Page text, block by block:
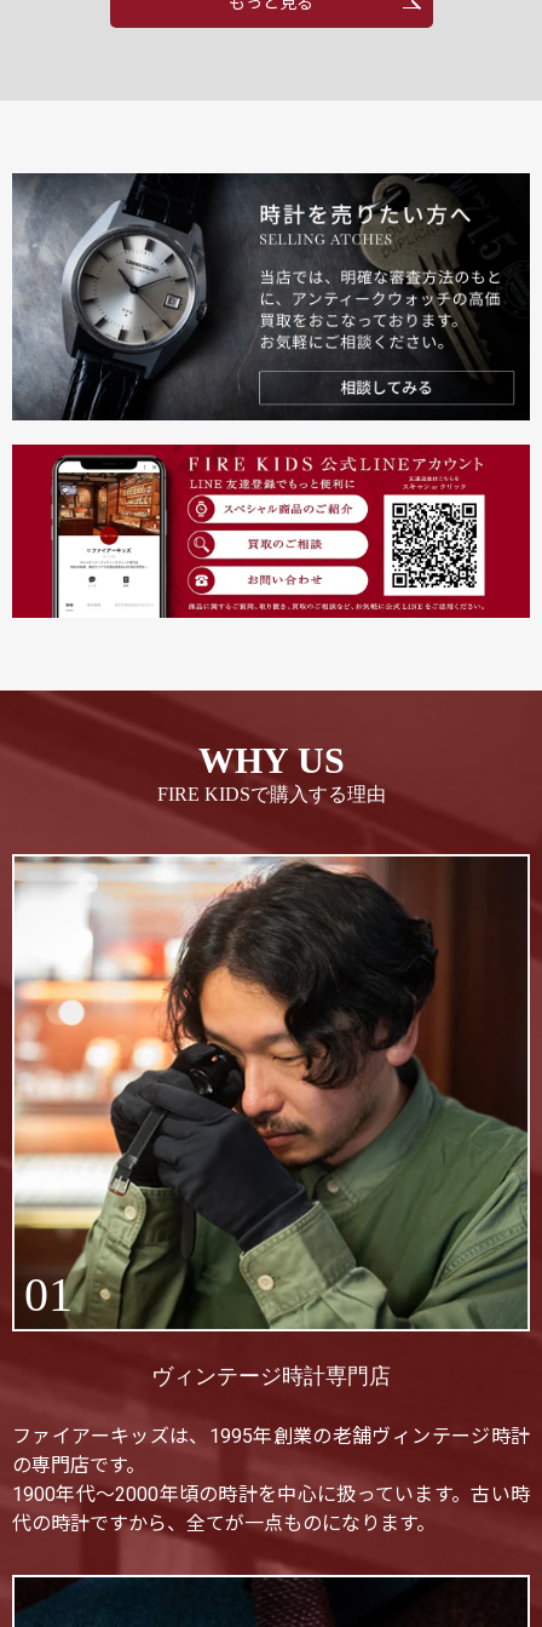
WHY US
FIRE KIDSで購入する理由
01
ヴィンテージ時計専門店
ファイアーキッズは、1995年創業の老舗ヴィンテージ時計
の専門店です。
1900年代〜2000年頃の時計を中心に扱っています。古い時
代の時計ですから、全てが一点ものになります。